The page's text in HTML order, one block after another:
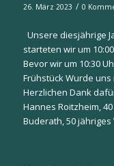
26. März 2023 / 0
Unsere diesjährige
starteten wir um
Bevor wir um 10:30
Frühstück Wurde
Herzlichen Dank
Hannes Roitzheim,
Buderath, 50